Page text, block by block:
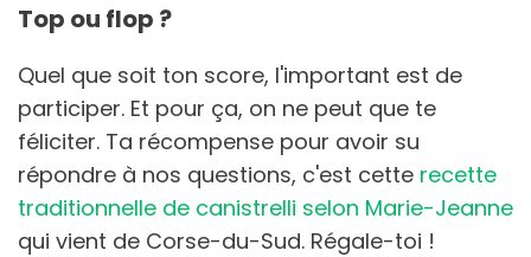
Top ou flop ?
Quel que soit ton score, l'important est de
participer. Et pour ça, on ne peut que te
féliciter. Ta récompense pour avoir su
répondre à nos questions, c'est cette recette
traditionnelle de canistrelli selon Marie-Jeanne
qui vient de Corse-du-Sud. Régale-toi !